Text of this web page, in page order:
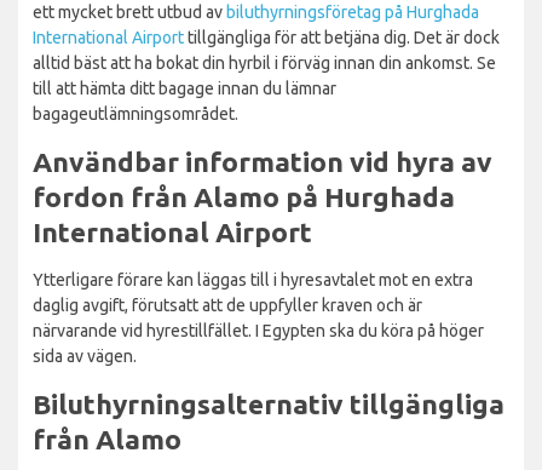
ett mycket brett utbud avbiluthyrningsföretag på Hurghada
International Airporttillgängliga för att betjäna dig. Det är dock
alltid bäst att ha bokat din hyrbil i förväg innan din ankomst. Se
till att hämta ditt bagage innan du lämnar
bagageutlämningsområdet.
Användbar information vid hyra av
fordon från Alamo på Hurghada
International Airport
Ytterligare förare kan läggas till i hyresavtalet mot en extra
daglig avgift, förutsatt att de uppfyller kraven och är
närvarande vid hyrestillfället. I Egypten ska du köra på höger
sida av vägen.
Biluthyrningsalternativ tillgängliga
från Alamo